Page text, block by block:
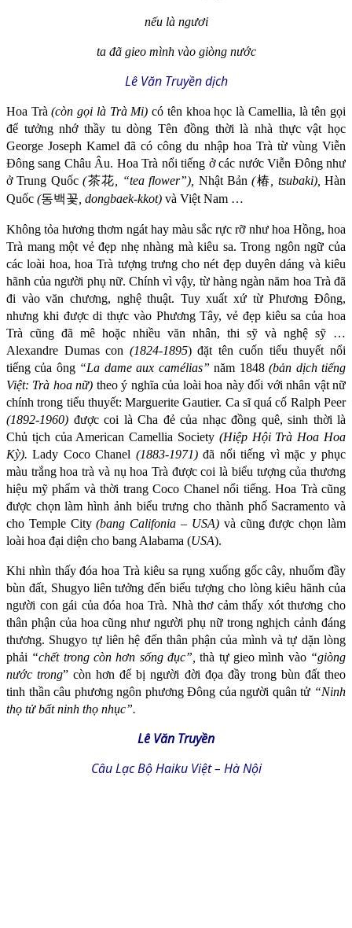
nếu là ngươi
ta đã gieo mình vào giòng nước
Lê Văn Truyền dịch
Hoa Trà (còn gọi là Trà Mi) có tên khoa học là Camellia, là tên gọi
để tưởng nhớ thầy tu dòng Tên đồng thời là nhà thực vật học
George Joseph Kamel đã có công du nhập hoa Trà từ vùng Viễn
Đông sang Châu Âu. Hoa Trà nổi tiếng ở các nước Viễn Đông như
ở Trung Quốc(茶花 , “tea flower”), Nhật Bản (椿 tsubaki),Hàn
Quốc (동백꽃 dongbaek-kkot) và Việt Nam …
Không tỏa hương thơm ngát hay màu sắc rực rỡ như hoa Hồng, hoa
Trà mang một vẻ đẹp nhẹ nhàng mà kiêu sa. Trong ngôn ngữ của
các loài hoa, hoa Trà tượng trưng cho nét đẹp duyên dáng và kiêu
hãnh của người phụ nữ. Chính vì vậy, từ hàng ngàn năm hoa Trà đã
đi vào văn chương, nghệ thuật. Tuy xuất xứ từ Phương Đông,
nhưng khi được di thực vào Phương Tây, vẻ đẹp kiêu sa của hoa
Trà cũng đã mê hoặc nhiều văn nhân, thi sỹ và nghệ sỹ …
Alexandre Dumas con (1824-1895) đặt tên cuốn tiểu thuyết nổi
tiếng của ông“La dame aux camélias”năm 1848(bản dịch tiếng
Việt: Trà hoa nữ) theo ý nghĩa của loài hoa này đối với nhân vật nữ
chính trong tiểu thuyết: Marguerite Gautier. Ca sĩ quá cố Ralph Peer
(1892-1960) được coi là Cha đẻ của nhạc đồng quê, sinh thời là
Chủ tịch của American Camellia Society (Hiệp Hội Trà Hoa Hoa
Kỳ).Lady Coco Chanel (1883-1971)đã nổi tiếng vì mặc y phục
màu trắng hoa trà và nụ hoa Trà được coi là biểu tượng của thương
hiệu mỹ phẩm và thời trang Coco Chanel nổi tiếng. Hoa Trà cũng
được chọn làm hình ảnh biểu trưng cho thành phố Sacramento và
cho Temple City(bang Califonia – USA) và cũng được chọn làm
loài hoa đại diện cho bang Alabama (USA).
Khi nhìn thấy đóa hoa Trà kiêu sa rụng xuống gốc cây, nhuốm đầy
bùn đất, Shugyo liên tưởng đến biểu tượng cho lòng kiêu hãnh của
người con gái của đóa hoa Trà. Nhà thơ cảm thấy xót thương cho
thân phận của hoa cũng như người phụ nữ trong nghịch cảnh đáng
thương. Shugyo tự liên hệ đến thân phận của mình và tự dặn lòng
phải “chết trong còn hơn sống đục”,thà tự gieo mình vào“giòng
nước trong” còn hơn để bị người đời đọa đầy trong bùn đất theo
tinh thần câu phương ngôn phương Đông của người quân tử “Ninh
thọ tử bất ninh thọ nhục”.
Lê Văn Truyền
Câu Lạc Bộ Haiku Việt – Hà Nội